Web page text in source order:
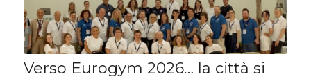
Verso Eurogym 2026… la città si